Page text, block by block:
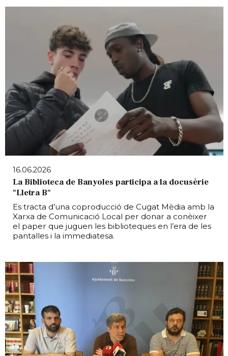
16.06.2026
La Biblioteca de Banyoles participa a la docusèrie
"Lletra B"
Es tracta d’una coproducció de Cugat Mèdia amb la
Xarxa de Comunicació Local per donar a conèixer
el paper que juguen les biblioteques en l’era de les
pantalles i la immediatesa.